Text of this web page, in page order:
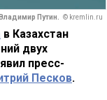
Владимир Путин. © kremlin.ru
в Казахстан
двух
пресс-
Песков.